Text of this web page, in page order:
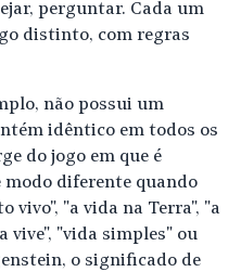
perguntar. Cada um
distinto, com regras
não possui um
idêntico em todos os
do jogo em que é
modo diferente quando
vivo", "a vida na Terra", "a
vive", "vida simples" ou
o significado de